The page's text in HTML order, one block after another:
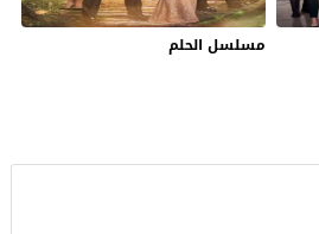
مسلسل الحلم